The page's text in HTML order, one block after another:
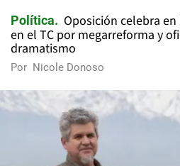
Política
Oposición celebra
en el TC por megarreforma y
dramatismo
Por Nicole Donoso